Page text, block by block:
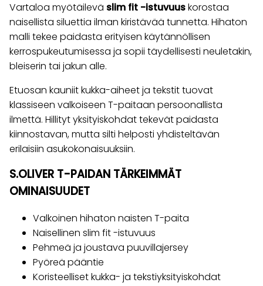
Vartaloa myötäilevä slim fit -istuvuuskorostaa
naisellista siluettia ilman kiristävää tunnetta. Hihaton
malli tekee paidasta erityisen käytännöllisen
kerrospukeutumisessa ja sopii täydellisesti neuletakin,
bleiserin tai jakun alle.
Etuosan kauniit kukka-aiheet ja tekstit tuovat
klassiseen valkoiseen T-paitaan persoonallista
ilmettä. Hillityt yksityiskohdat tekevät paidasta
kiinnostavan, mutta silti helposti yhdisteltävän
erilaisiin asukokonaisuuksiin.
S.OLIVER T-PAIDAN TÄRKEIMMÄT
OMINAISUUDET
Valkoinen hihaton naisten T-paita
Naisellinen slim fit -istuvuus
Pehmeä ja joustava puuvillajersey
Pyöreä pääntie
Koristeelliset kukka- ja tekstiyksityiskohdat